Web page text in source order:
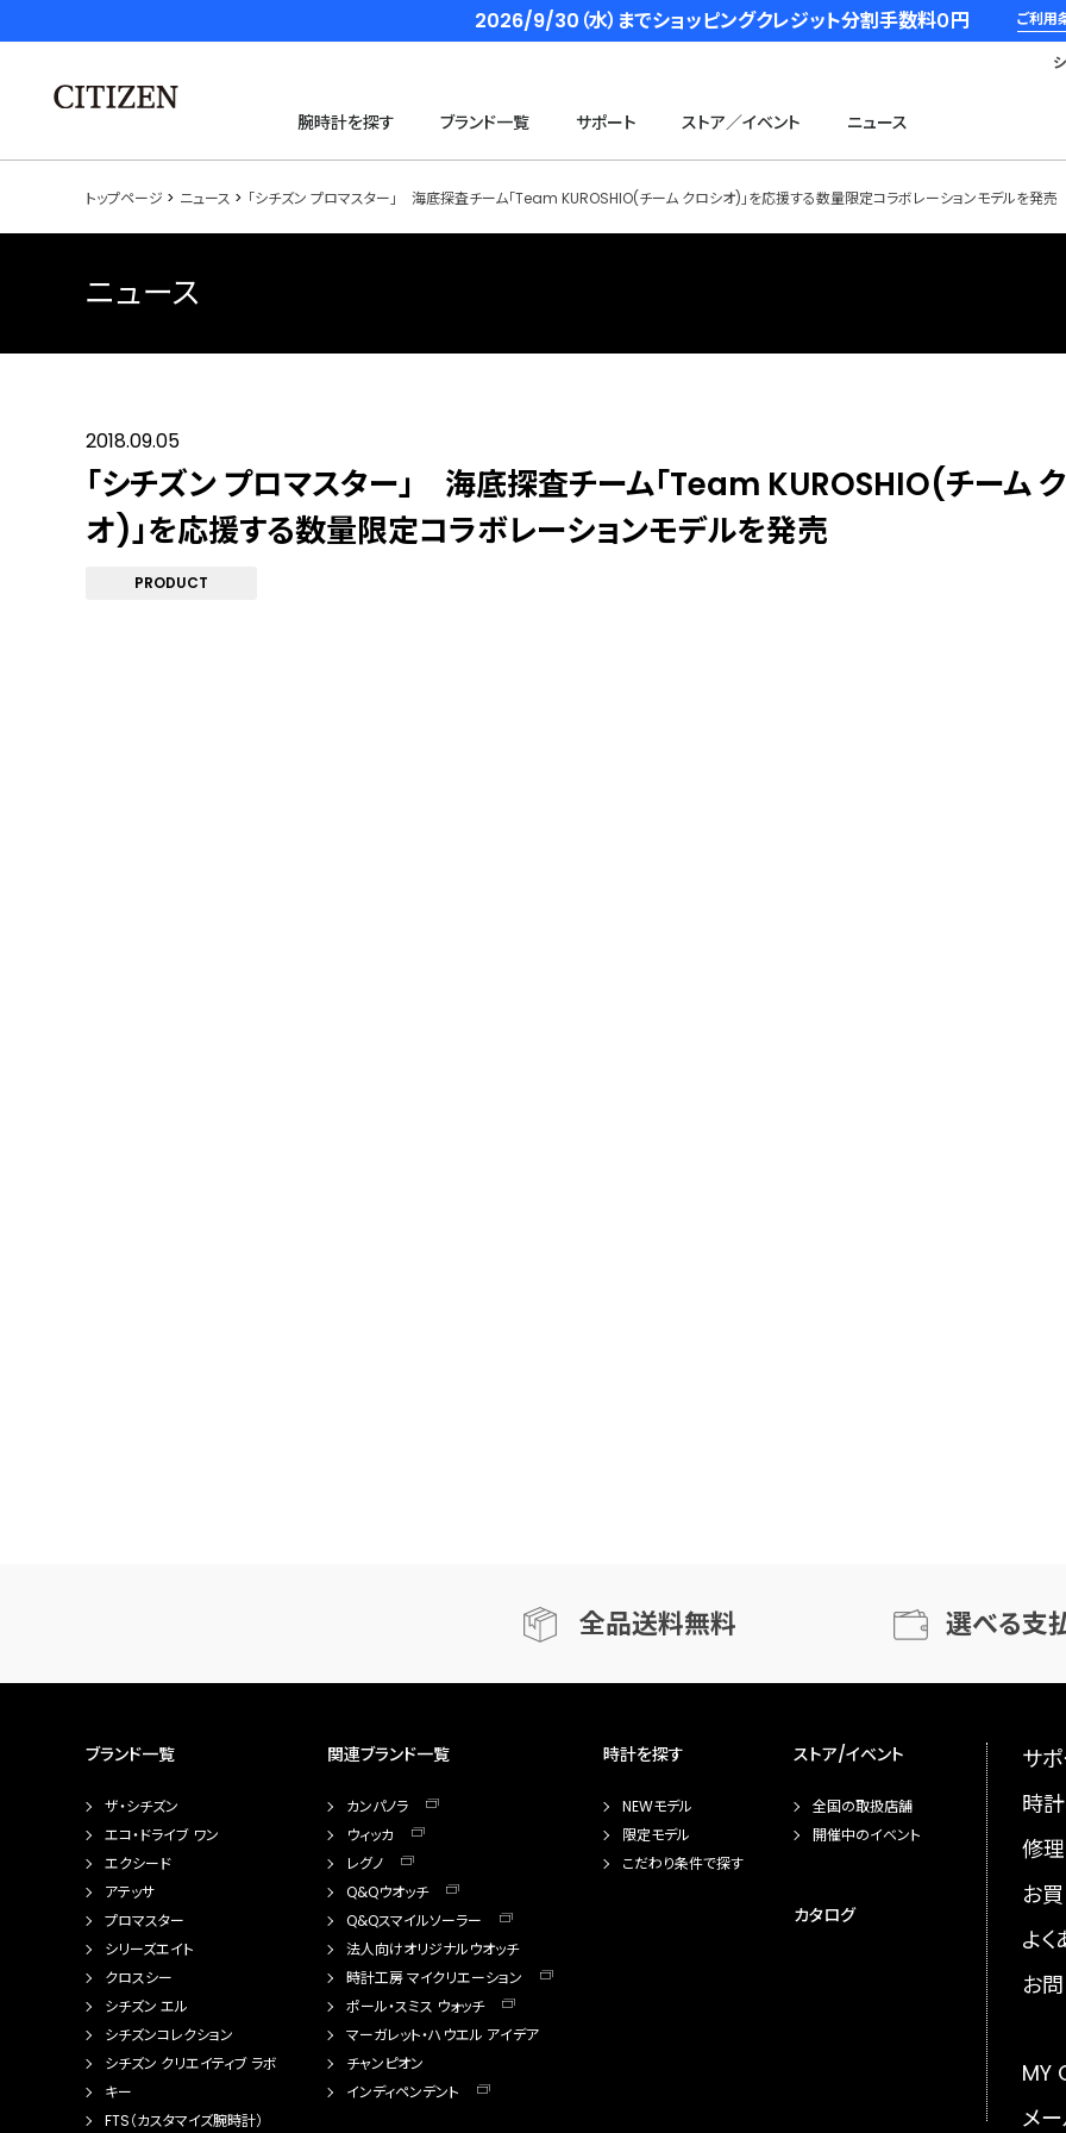
2026/9/30（水）までショッピングクレジット分割手数料０円 ご利用
腕時計を探す ブランド一覧 サポート ストア／イベント ニュース
トップページ ニュース 「シチズン プロマスター」 海底探査チーム「Team KUROSHIO(チーム クロシオ)」を応援する数量限定コラボレーションモデルを発売
ニュース
2018.09.05
「シチズン プロマスター」 海底探査チーム「Team KUROSHIO(チーム
オ)」を応援する数量限定コラボレーションモデルを発売
PRODUCT
全品送料無料 選べる支
ブランド一覧
ザ・シチズン
エコ・ドライブ ワン
エクシード
アテッサ
プロマスター
シリーズエイト
クロスシー
シチズン エル
シチズンコレクション
シチズン クリエイティブ ラボ
キー
FTS（カスタマイズ腕時計）
関連ブランド一覧
カンパノラ
ウィッカ
レグノ
Q&Qウオッチ
Q&Qスマイルソーラー
法人向けオリジナルウオッチ
時計工房 マイクリエーション
ポール・スミス ウォッチ
マーガレット・ハウエル アイデア
チャンピオン
インディペンデント
時計を探す
NEWモデル
限定モデル
こだわり条件で探す
ストア/イベント
全国の取扱店舗
開催中のイベント
カタログ
サ
時
修理
お
よ
お
MY
メ